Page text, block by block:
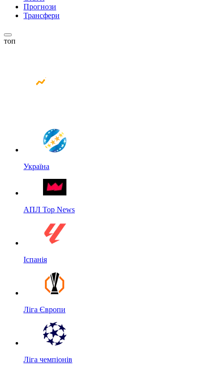
Прогнози
Трансфери
топ
Україна
АПЛ Top News
Іспанія
Ліга Європи
Ліга чемпіонів